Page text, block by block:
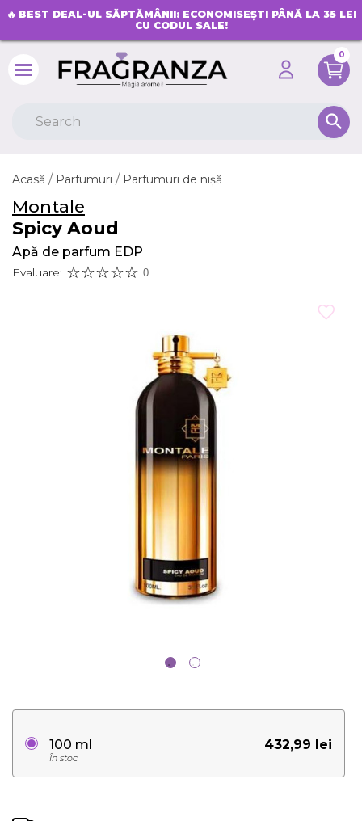
🔥 BEST DEAL-UL SĂPTĂMÂNII: ECONOMISEȘTI PÂNĂ LA 35 LEI
CU CODUL SALE!
0
search
Acasă Parfumuri Parfumuri de nișă
Montale
Spicy Aoud
Apă de parfum EDP
Evaluare: 0
432,99 lei
100 ml
În stoc